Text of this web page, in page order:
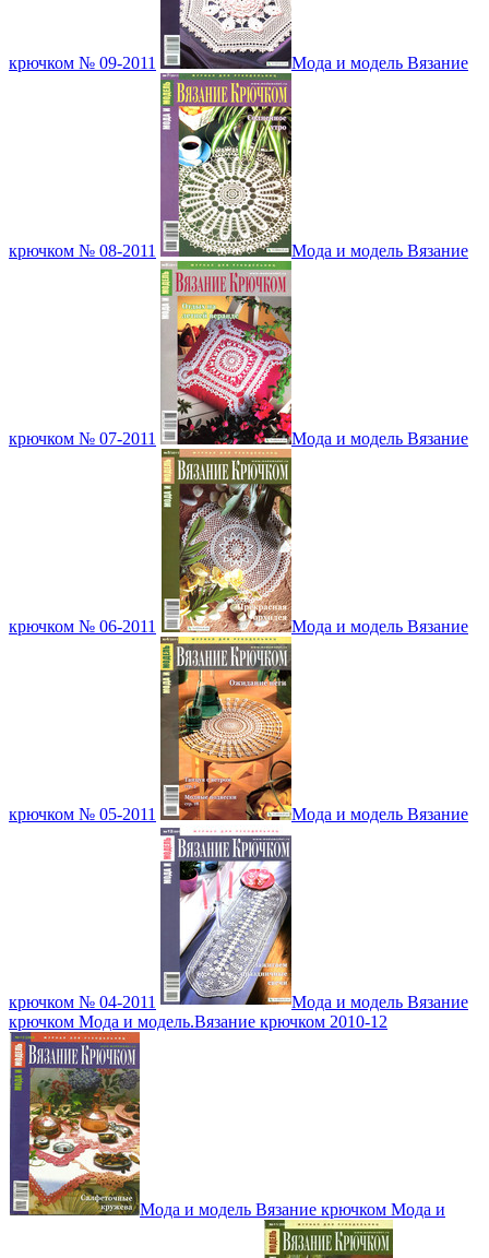
крючком № 09-2011 Мода и модель Вязание
крючком № 08-2011 Мода и модель Вязание
крючком № 07-2011 Мода и модель Вязание
крючком № 06-2011 Мода и модель Вязание
крючком № 05-2011 Мода и модель Вязание
крючком № 04-2011
Мода и модель Вязание
крючком Мода и модель.Вязание крючком 2010-12
Мода и модель Вязание крючком Мода и